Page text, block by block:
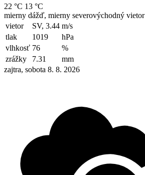
22 °C 13 °C
mierny dážď, mierny severovýchodný vietor
vietor
SV, 3.44 m/s
tlak
1019
hPa
vlhkosť 76
%
zrážky
7.31
mm
zajtra, sobota 8. 8. 2026